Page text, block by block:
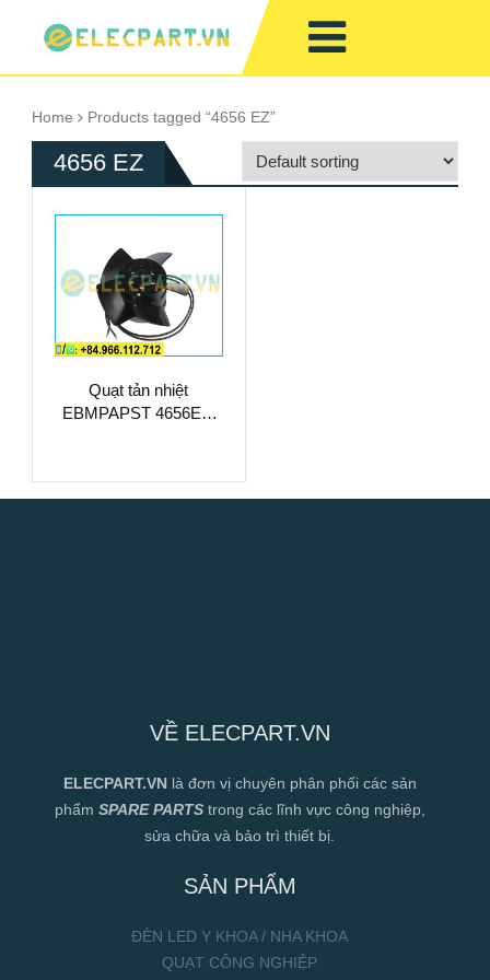
Home Products tagged “4656 EZ”
4656 EZ
Quạt tản nhiệt
EBMPAPST 4656EZ,
VỀ ELECPART.VN
ELECPART.VN là đơn vị chuyên phân phối các sản
phẩm SPARE PARTStrong các lĩnh vực công nghiệp,
sửa chữa và bảo trì thiết bị.
SẢN PHẨM
ĐÈN LED Y KHOA / NHA KHOA
QUẠT CÔNG NGHIỆP